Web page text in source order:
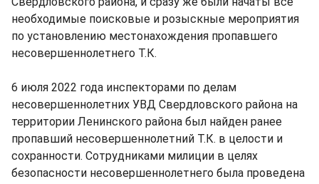
необходимые поисковые и розыскные мероприятия
по установлению местонахождения пропавшего
несовершеннолетнего Т.К.
6 июля 2022 года инспекторами по делам
несовершеннолетних УВД Свердловского района на
территории Ленинского района был найден ранее
пропавший несовершеннолетний Т.К. в целости и
сохранности. Сотрудниками милиции в целях
безопасности несовершеннолетнего была проведена